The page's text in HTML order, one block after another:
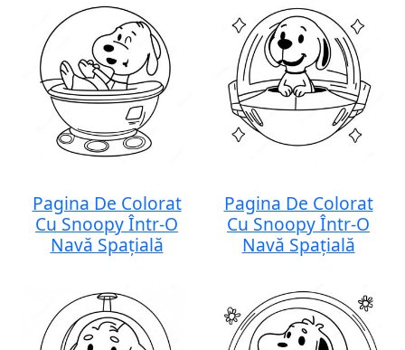
Pagina De Colorat
Cu Snoopy Într-O
Navă Spațială
Pagina De Colorat
Cu Snoopy Într-O
Navă Spațială